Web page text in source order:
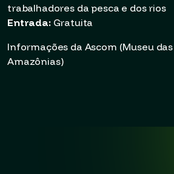
trabalhadores da pesca e dos rios
Entrada:Gratuita
Informações da Ascom (Museu das
Amazônias)